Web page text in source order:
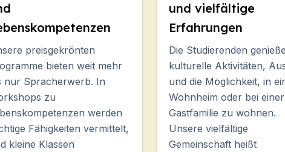
Jahre)
20 Jahre)
preisgekrönten
bieten weit mehr
nur Spracherwerb. In
zu
werden
Fähigkeiten vermittelt,
kleine Klassen
und vielfältige
Erfahrungen
Die Studierenden
kulturelle Aktivitäten,
und die Möglichkeit, in
Wohnheim oder bei einer
Gastfamilie zu wohnen.
Unsere vielfältige
Gemeinschaft heißt